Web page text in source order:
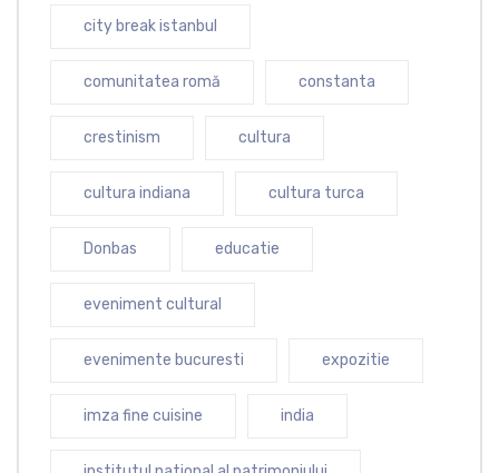
city break istanbul
comunitatea romă constanta
crestinism cultura
cultura indiana cultura turca
Donbas educatie
eveniment cultural
evenimente bucuresti expozitie
imza fine cuisine india